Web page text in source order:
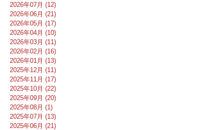
2026年07月 (12)
2026年06月 (21)
2026年05月 (17)
2026年04月 (10)
2026年03月 (11)
2026年02月 (16)
2026年01月 (13)
2025年12月 (11)
2025年11月 (17)
2025年10月 (22)
2025年09月 (20)
2025年08月 (1)
2025年07月 (13)
2025年06月 (21)